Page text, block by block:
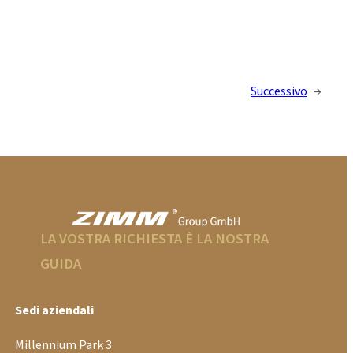
Successivo →
LA VOSTRA RICHIESTA È LA NOSTRA
GUIDA
Sedi aziendali
Millennium Park 3